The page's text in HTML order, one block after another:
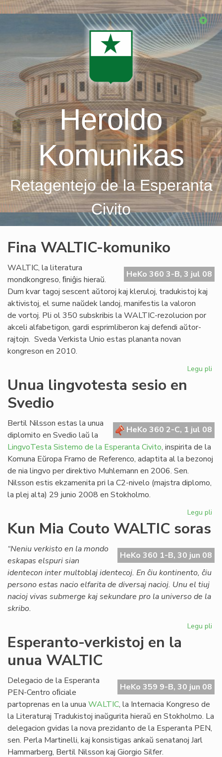
Skip
Heroldo
Komunikas
Retagentejo de la Esperanta
Civito
Fina WALTIC-komuniko
HeKo 360 3-B, 3 jul 08
WALTIC, la literatura
mondkongreso, ﬁniĝis hieraŭ.
Dum kvar tagoj sescent aŭtoroj kaj kleruloj, tradukistoj kaj
aktivistoj, el sume naŭdek landoj, manifestis la valoron
de vortoj. Pli ol 350 subskribis la WALTIC-rezolucion por
akceli alfabetigon, gardi esprimliberon kaj defendi aŭtor-
rajtojn. Sveda Verkista Unio estas plananta novan
kongreson en 2010.
Legu pli
Unua lingvotesta sesio en
Svedio
HeKo 360 2-C, 1 jul 08
Bertil Nilsson estas la unua
diplomito en Svedio laŭ la
LingvoTesta Sistemo de la Esperanta Civito, inspirita de la
Komuna Eŭropa Framo de Referenco, adaptita al la bezonoj
de nia lingvo per direktivo Muhlemann en 2006. Sen.
Nilsson estis ekzamenita pri la C2-nivelo (majstra diplomo,
la plej alta) 29 junio 2008 en Stokholmo.
Legu pli
Kun Mia Couto WALTIC soras
HeKo 360 1-B, 30 jun 08
“Neniu verkisto en la mondo
eskapas elspuri sian
identecon inter multoblaj identecoj. En ĉiu kontinento, ĉiu
persono estas nacio elfarita de diversaj nacioj. Unu el tiuj
nacioj vivas submerge kaj sekundare pro la universo de la
skribo.
Legu pli
Esperanto-verkistoj en la
unua WALTIC
HeKo 359 9-B, 30 jun 08
Delegacio de la Esperanta
PEN-Centro oﬁciale
partoprenas en la unua WALTIC, la Internacia Kongreso de
la Literaturaj Tradukistoj inaŭgurita hieraŭ en Stokholmo. La
delegacion gvidas la nova prezidanto de la Esperanta PEN,
sen. Perla Martinelli, kaj konsistigas ankaŭ senatanoj Jarl
Hammarberg, Bertil Nilsson kaj Giorgio Silfer.